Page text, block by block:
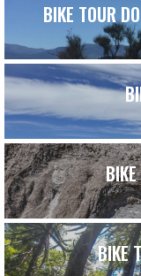
BIKE TOUR
BIKE